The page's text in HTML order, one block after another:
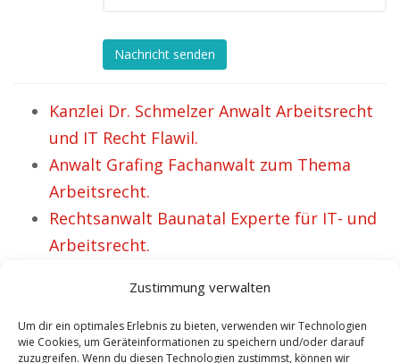
Zustimmung verwalten
Um dir ein optimales Erlebnis zu bieten, verwenden wir Technologien
wie Cookies, um Geräteinformationen zu speichern und/oder darauf
zuzugreifen. Wenn du diesen Technologien zustimmst, können wir
Nachricht senden
Kanzlei Dr. Schmelzer Anwalt Arbeitsrecht
und IT Recht Flawil.
Anwalt Grafing Fachanwalt zum Thema
Arbeitsrecht.
Rechtsanwalt Baunatal Experte für IT- und
Arbeitsrecht.
Neukirchen Vluyn.
Anwalt Arbeitsrecht Gehrden – Schon mehr
als 50 fröhliche Klienten.